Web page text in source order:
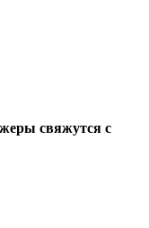
свяжутся с